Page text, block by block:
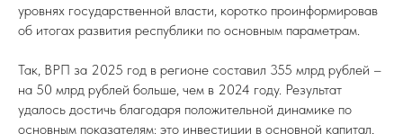
уровнях государственной власти, коротко проинформировав
об итогах развития республики по основным параметрам.
Так, ВРП за 2025 год в регионе составил 355 млрд рублей –
на 50 млрд рублей больше, чем в 2024 году. Результат
удалось достичь благодаря положительной динамике по
основным показателям: это инвестиции в основной капитал,